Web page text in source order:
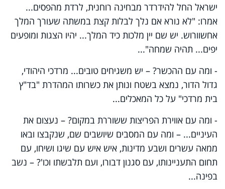
ישראל החל להידרדר מבחינה רוחנית, לרדת מהפסים...
אמרו: "לא נורא אם נלך לבלות קצת במשתה שעורך המלך
אחשוורוש. יש שם יין מלכות כיד המלך... יהיו הצגות ומופעים
יפים... תהיה שמחה"...
- ומה עם ההכשר? – יש משגיחים טובים... מרדכי היהודי,
גדול הדור, נמצא בשטח ונותן את כשרותו המהדרת "בד"ץ
בית מרדכי" על כל המאכלים...
- ומה עם אווירת הפריצות ששוררת במקום? – נעצום את
העיניים... – ומה עם המסבים שיושבים שם, שנקבצו ובאו
ממאה עשרים ושבע מדינות, איש איש עם שיגו ושיחו, עם
תחום התעניינותו, עם סגנון דבורו, ועם תלבשתו וכו'? – נשב
בפינה...